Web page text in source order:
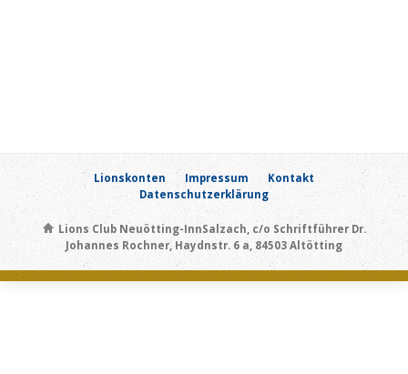
Lionskonten Impressum
Kontakt
Datenschutzerklärung
Lions Club Neuötting-InnSalzach, c/o Schriftführer Dr.
Johannes Rochner, Haydnstr. 6 a, 84503 Altötting